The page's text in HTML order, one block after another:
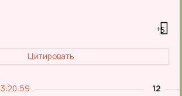
+5
Цитировать
12